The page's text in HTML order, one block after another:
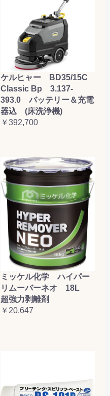
ケルヒャー BD35/15C
Classic Bp 3.137-
393.0 バッテリー＆充電
器込 (床洗浄機)
￥392,700
ミッケル化学 ハイパー
リムーバーネオ 18L
超強力剥離剤
￥20,647